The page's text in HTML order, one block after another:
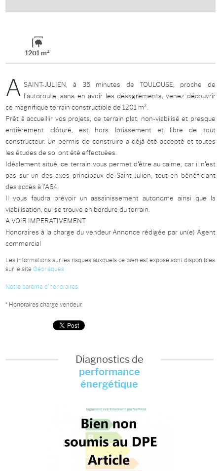
1201 m²
A SAINT-JULIEN, à 35 minutes de TOULOUSE, proche de
l'autoroute, sans en avoir les désagréments, venez découvrir
ce magnifique terrain constructible de 1201 m².
Prêt à accueillir vos projets, ce terrain plat, non-viabilisé et presque
entièrement clôturé, est hors lotissement et libre de tout
constructeur. Un permis de construire a déjà été accepté et toutes
les études de sol ont été effectuées.
Idéalement situé, ce terrain vous permet d'être au calme, car il n'est
pas sur un des axes principaux de Saint-Julien, tout en bénéficiant
des accès à l'A64.
Il vous faudra prévoir un assainissement autonome ainsi que la
viabilisation, qui se trouve en bordure du terrain.
A VOIR IMPERATIVEMENT
Honoraires à la charge du vendeur Annonce rédigée par un(e) Agent
commercial
Les informations sur les risques auxquels ce bien est exposé sont disponibles
sur le site Géorisques
Notre barème d'honoraires
* Honoraires charge vendeur.
Diagnostics de
performance
énergétique